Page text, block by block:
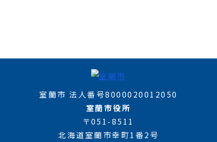
室蘭市 法人番号8000020012050
室蘭市役所
〒051-8511
北海道室蘭市幸町1番2号